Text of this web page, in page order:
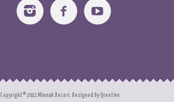
Copyright© 2021 Minnak Beceri. Designed by Qreotive